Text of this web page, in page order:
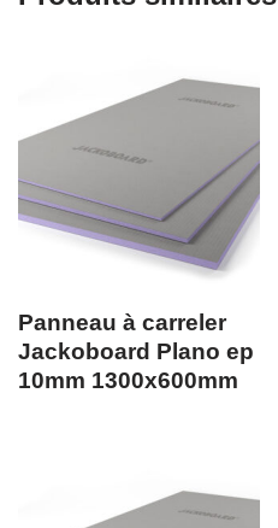
Panneau à carreler
Jackoboard Plano ep
10mm 1300x600mm